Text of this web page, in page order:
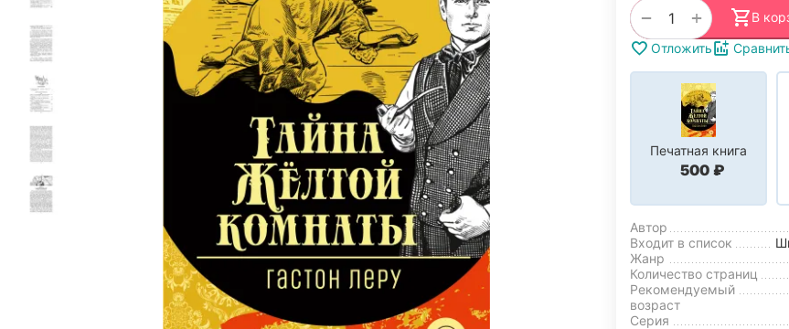
+
−
В
Отложить
Печатная книга
‍500‍ ₽
Автор
Входит в список
Жанр
Количество страниц
Рекомендуемый
возраст
Серия